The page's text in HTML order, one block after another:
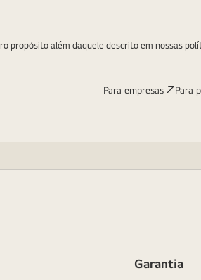
Para empresas Para
Garantia
propósito além daquele descrito em nossas